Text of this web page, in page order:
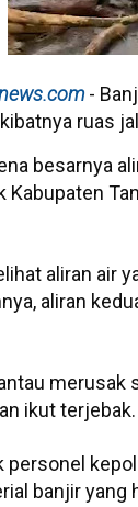
-
ruas
besarnya
aliran air
aliran
ikut terjebak.
personel
banjir yang